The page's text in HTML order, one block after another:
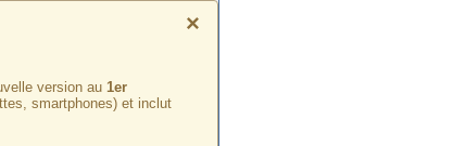
×
version au 1er
smartphones) et inclut